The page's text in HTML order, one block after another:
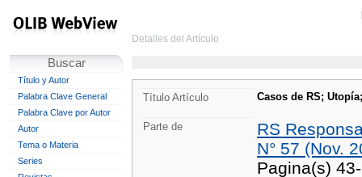
Buscar
Título y Autor
Palabra Clave General
Palabra Clave por Autor
Autor
Tema o Materia
Series
Detalles del Artículo
Título Artículo Casos de RS;
Parte de
RS
N° 57 (Nov.
Pagina(s)